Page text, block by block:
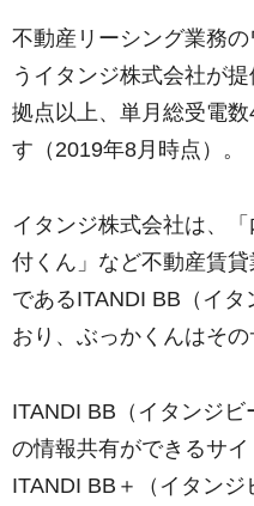
不動産リーシング業務
うイタンジ株式会社が
拠点以上、単月総受電
す（2019年8月時点）。
イタンジ株式会社は、
付くん」など不動産賃
であるITANDI BB（イ
おり、ぶっかくんはその
ITANDI BB（イタンジ
の情報共有ができるサ
ITANDI BB＋（イタン